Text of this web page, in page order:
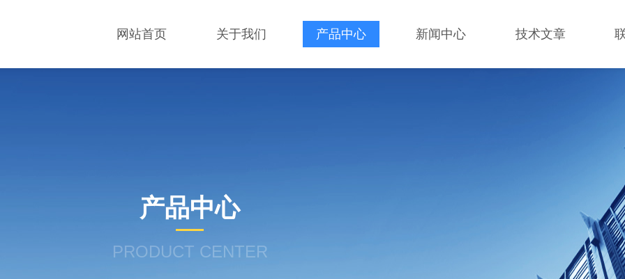
网站首页 关于我们 产品中心 新闻中心 技术文章
产品中心
PRODUCT CENTER